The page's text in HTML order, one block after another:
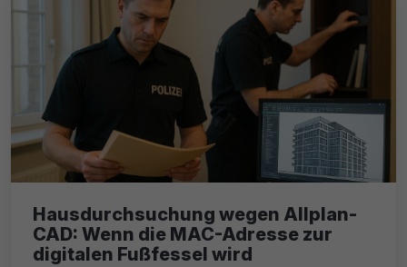
Hausdurchsuchung wegen Allplan-
CAD: Wenn die MAC-Adresse zur
digitalen Fußfessel wird